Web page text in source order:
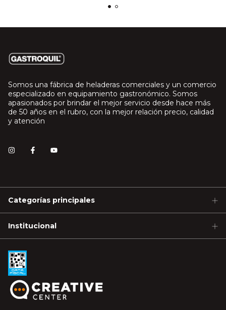
Somos una fábrica de heladeras comerciales y un comercio
especializado en equipamiento gastronómico. Somos
apasionados por brindar el mejor servicio desde hace más
de 50 años en el rubro, con la mejor relación precio, calidad
y atención
Categorías principales
Institucional